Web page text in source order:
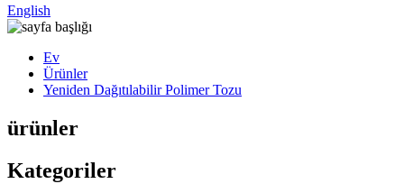
English
Ev
Ürünler
Yeniden Dağıtılabilir Polimer Tozu
ürünler
Kategoriler